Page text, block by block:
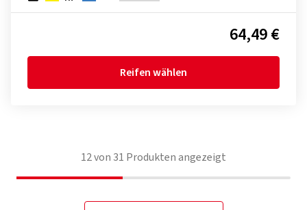
64,49 €
Reifen wählen
12von 31 Produkten angezeigt